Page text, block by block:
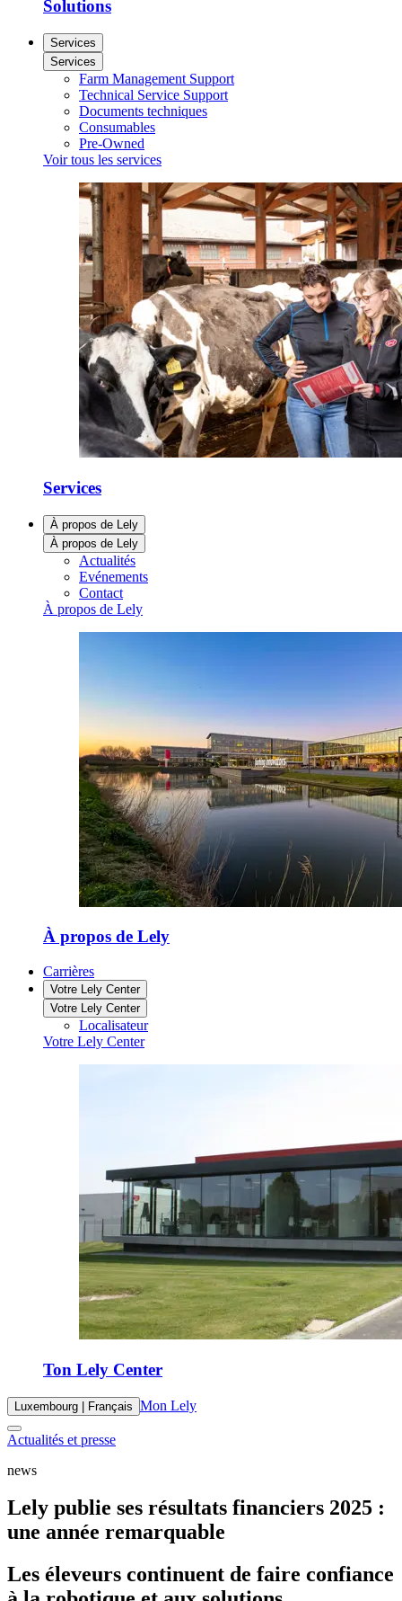
Solutions
Services
Services
Farm Management Support
Technical Service Support
Documents techniques
Consumables
Pre-Owned
Voir tous les services
Services
À propos de Lely
À propos de Lely
Actualités
Evénements
Contact
À propos de Lely
À propos de Lely
Carrières
Votre Lely Center
Votre Lely Center
Localisateur
Votre Lely Center
Ton Lely Center
Luxembourg | Français Mon Lely
Actualités et presse
news
Lely publie ses résultats financiers 2025 :
une année remarquable
Les éleveurs continuent de faire confiance